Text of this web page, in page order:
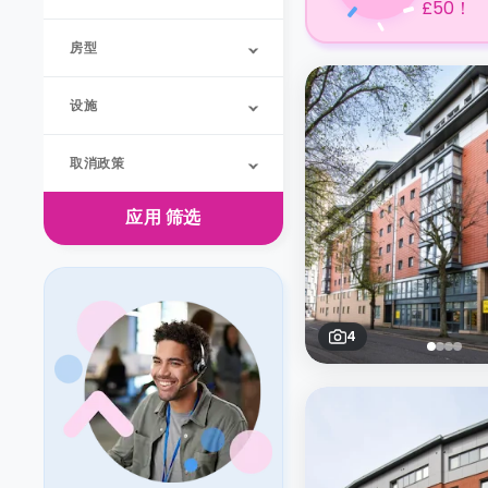
房型
设施
取消政策
应用 筛选
£50！
4